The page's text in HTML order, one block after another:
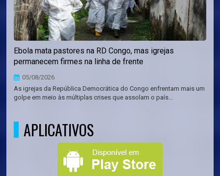
Ebola mata pastores na RD Congo, mas igrejas
permanecem firmes na linha de frente
05/08/2026
As igrejas da República Democrática do Congo enfrentam mais um
golpe em meio às múltiplas crises que assolam o país...
APLICATIVOS